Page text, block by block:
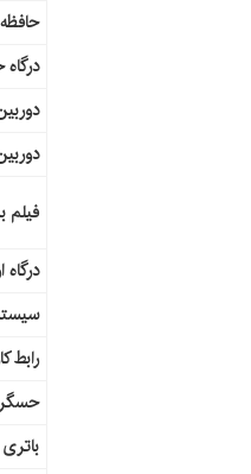
فیلم
درگاه
رابط
باتری